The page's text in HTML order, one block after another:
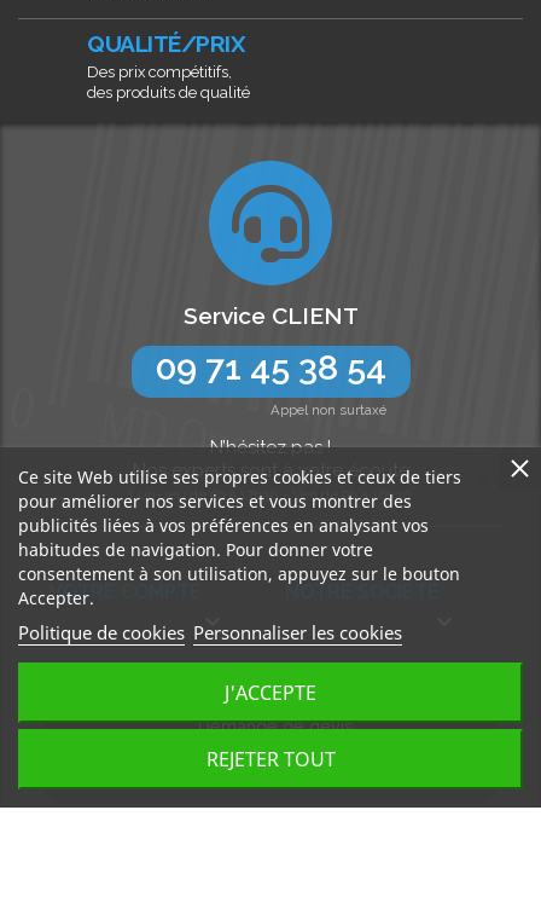
QUALITÉ/PRIX
Des prix compétitifs,
des produits de qualité
VOTRE COMPTE

Service CLIENT
09 71 45 38 54
Appel non surtaxé
N’hésitez pas !
Nos experts sont à votre écoute
Lun-Jeu de 9h à 17h30 - Ven de 9h à 16h30
Demande de devis
GRATUIT
Ce site Web utilise ses propres cookies et ceux de tiers
pour améliorer nos services et vous montrer des
publicités liées à vos préférences en analysant vos
habitudes de navigation. Pour donner votre
consentement à son utilisation, appuyez sur le bouton
Accepter.
Politique de cookies Personnaliser les cookies
REJETER TOUT
J'ACCEPTE